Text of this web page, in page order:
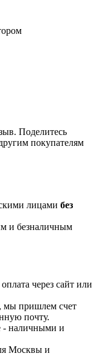
Поделитесь
покупателям
лицами без
и безналичным
через сайт или
мы пришлем счет
почту.
- наличными и
Москвы и